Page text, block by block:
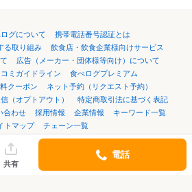
グについて
携帯電話番号認証とは
る取り組み
飲食店・飲食企業様向けサービス
広告（メーカー・団体様等向け）について
コミガイドライン
食べログプレミアム
クーポン
ネット予約（リクエスト予約）
（オプトアウト）
特定商取引法に基づく表記
合わせ 採用情報 企業情報
キーワード一覧
トマップ
チェーン一覧
简体中文 한국어 日本語
共有
電話